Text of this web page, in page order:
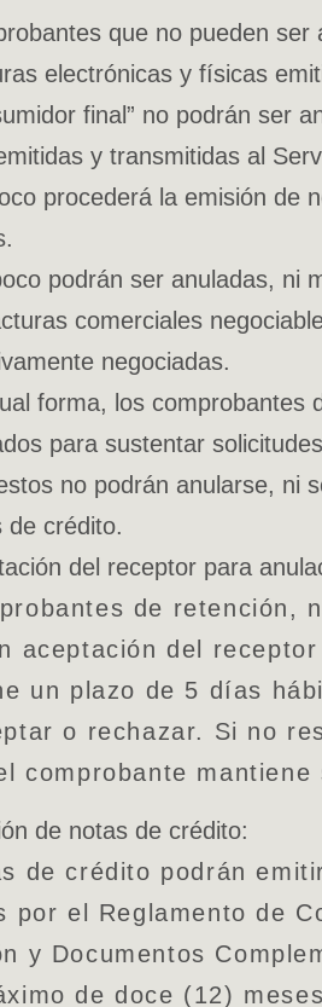
que no pueden ser
electrónicas y físicas
final” no podrán ser
y transmitidas al
procederá la emisión de
podrán ser anuladas, ni
comerciales
negociadas.
forma, los comprobantes
para sustentar
no podrán anularse, ni
de crédito.
del receptor para
de retención,
aceptación del
un plazo de 5 días
o rechazar. Si no
comprobante mantiene
de notas de crédito:
de crédito podrán
por el Reglamento de
y Documentos
de doce (12)